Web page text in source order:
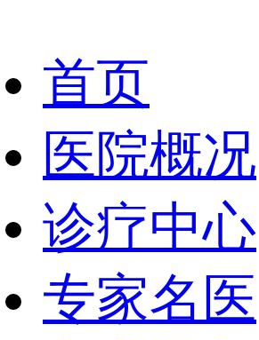
首页
医院概况
诊疗中心
专家名医